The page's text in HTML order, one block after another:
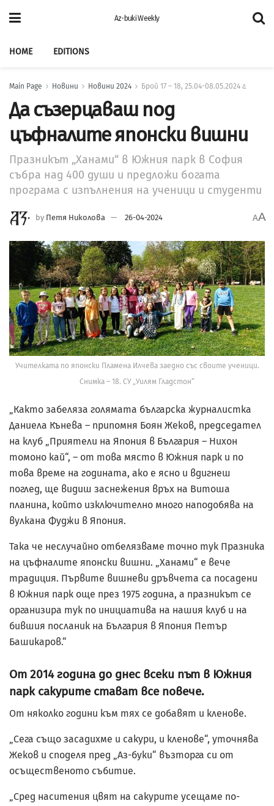
Az-buki Weekly
HOME EDITIONS
Main Page Новини Новини 2024 Брой 17 – 18, 25.04-08.05.2024 г.
Да съзерцаваш под
цъфналите японски вишни
Празникът „Ханами“ в Южния парк в София
събра над 400 души и предложи богата
програма с изпълнения на ученици и студенти
by Петя Николова 26-04-2024 AA
Учителката по японски Пламена Илчева заедно със своите ученици.
Снимка – 18. СУ „Уилям Гладстон“
„Както забеляза голямата българска журналистка
Даниела Кънева – припомня Боян Жеков, председател
на клуб „Приятели на Япония в България – Нихон
томоно кай“, – от това място в Южния парк и по
това време на годината, ако е ясно и вдигнеш
поглед, ще видиш заснежения връх на Витоша
планина, който изключително много наподобява на
вулкана Фуджи в Япония.
Така че неслучайно отбелязваме точно тук Празника
на цъфналите японски вишни. „Ханами“ е вече
традиция. Първите вишневи дръвчета са посадени
в Южния парк още през 1975 година, а празникът се
организира тук по инициатива на нашия клуб и на
бившия посланик на България в Япония Петър
Башикаров.“
От 2014 година до днес всеки път в Южния
парк сакурите стават все повече.
От няколко години към тях се добавят и кленове.
„Сега също засадихме и сакури, и кленове“, уточнява
Жеков и споделя пред „Аз-буки“ възторга си от
осъщественото събитие.
„Сред наситения цвят на сакурите усещаме по-